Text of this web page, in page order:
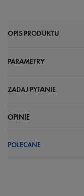
OPIS PRODUKTU
PARAMETRY
ZADAJ PYTANIE
OPINIE
POLECANE